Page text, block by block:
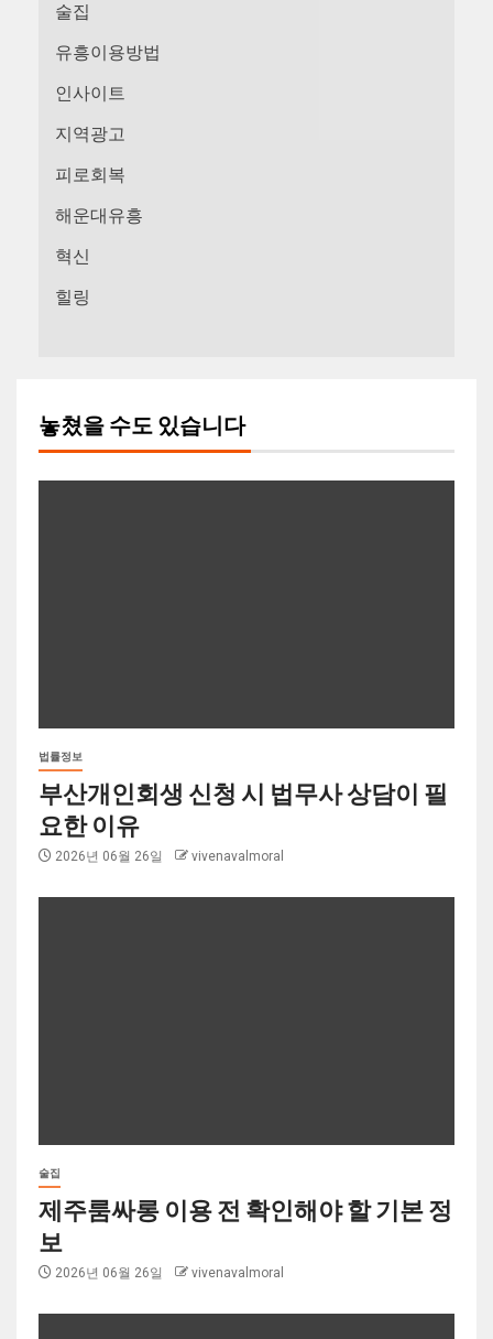
술집
유흥이용방법
인사이트
지역광고
피로회복
해운대유흥
혁신
힐링
놓쳤을 수도 있습니다
법률정보
부산개인회생 신청 시 법무사 상담이 필
요한 이유
2026년 06월 26일 vivenavalmoral
술집
제주룸싸롱 이용 전 확인해야 할 기본 정
보
2026년 06월 26일 vivenavalmoral